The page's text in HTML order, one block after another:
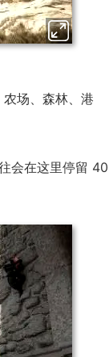
场、森林、港
会在这里停留 40
1169）